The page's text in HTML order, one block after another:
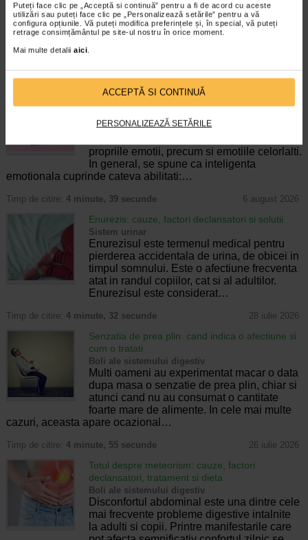
Puteți face clic pe „Acceptă si continuă” pentru a fi de acord cu aceste
utilizări sau puteți face clic pe „Personalizează setările” pentru a vă
configura opțiunile. Vă puteți modifica preferințele și, în special, vă puteți
retrage consimțământul pe site-ul nostru în orice moment.
Mai multe detalii aici.
ACCEPTĂ SI CONTINUĂ
PERSONALIZEAZĂ SETĂRILE
Producator: HUMANAE VERITAS
*Pentru pret te asteptam in cea mai apropiata farmacie Catena
Cum sa va dezvoltati inteligenta emotionala:
Boli neurologice si psihice
Inteligenta emotionala (EQ) se refera la
propriile emotii, precum si emotiile celorlalti.
In general, se spune ca inteligenta
emotionala cuprinde cateva abilitati:…
Timp de citire: 4 minute, 39 secunde 6 august 2026
Enurezis: cauze, factori declansatori si solutii
Sistem urinar
Enurezisul este termenul medical pentru
pierderea accidentala de urina, de obicei in
timpul somnului. Este o afectiune frecventa
atat in randul copiilor, cat si al adultilor.
Enurezisul este considerat…
Timp de citire: 4 minute, 32 secunde 28 iulie 2026
Senzatia de prea plin: cand indica o afectiune si
cum o tratati
Boli ale sistemului digestiv
Multi oameni au experimentat macar o data
dupa masa o senzatie de prea plin, chiar si
atunci cand nu au consumat o cantitate
foarte mare de alimente. In cele mai multe
cazuri, aceasta apare ocazional…
Timp de citire: 4 minute, 55 secunde 26 iulie 2026
Totul despre meteorism: cauze, factori
declansatori, tratament si dieta
Boli ale sistemului digestiv
Disconfortul abdominal este una dintre cele
mai frecvente probleme digestive intalnite
la adulti si copii. Printre manifestarile care